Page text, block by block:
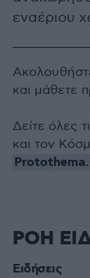
εναέριου
και μάθετε
Δείτε όλες
και τον
ΡΟΗ
Ειδήσεις